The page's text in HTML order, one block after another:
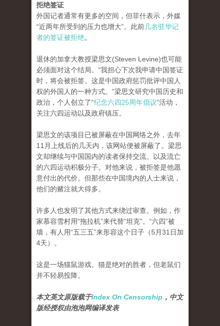
拒绝签证
外国记者通常有更多的空间，但菲什表示，外媒
“近两年所受到的压力也增大”。此前几名驻华记
者的签证被拒绝。
退休的加拿大教授梁思文(Steven Levine)也可能
必须面对这个结局。“我担心下次我申请中国签证
时，将会被拒签。这是中国政府惩罚批评中国人
权的外国人的一种方式。”梁思文研究中国历史和
政治，个人创立了“纪念六四25周年倡议”活动，
关注六四运动以及政府镇压。
梁思文的该项目已被屏蔽在中国网络之外，去年
11月上线后的几天内，该网站便被屏蔽了。梁思
文却继续与中国国内的读者保持交流、以及流亡
的六四运动积极分子。对他来说，被拒签是他愿
意付出的代价。但那些在中国境内的人士来说，
他们的赌注就大得多。
许多人也发明了其他方式来绕过审查。例如，作
家慕容雪村用“拖拉机”来代替“坦克”。“六四”被
墙，有人用“五三五”来形容这个日子（5月31日加
4天）。
这是一场猫鼠游戏。猫是绝对的胜者，但老鼠们
并不轻易投降。
本文英文原版载于Index On Censorship ，中文
版经授权由泡泡网编译发表